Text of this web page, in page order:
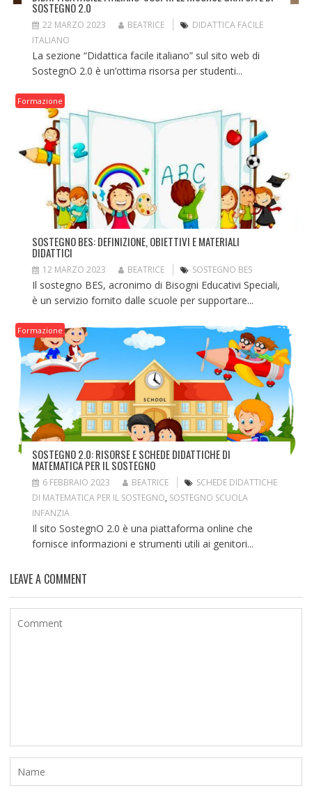
SOSTEGNO 2.0
22 MARZO 2023 BEATRICE
DIDATTICA FACILE
ITALIANO
La sezione “Didattica facile italiano” sul sito web di
SostegnO 2.0 è un’ottima risorsa per studenti...
Formazione
SOSTEGNO BES: DEFINIZIONE, OBIETTIVI E MATERIALI
DIDATTICI
12 MARZO 2023 BEATRICE SOSTEGNO BES
Il sostegno BES, acronimo di Bisogni Educativi Speciali,
è un servizio fornito dalle scuole per supportare...
Formazione
SOSTEGNO 2.0: RISORSE E SCHEDE DIDATTICHE DI
MATEMATICA PER IL SOSTEGNO
6 FEBBRAIO 2023 BEATRICE
SCHEDE DIDATTICHE
DI MATEMATICA PER IL SOSTEGNO, SOSTEGNO SCUOLA
INFANZIA
Il sito SostegnO 2.0 è una piattaforma online che
fornisce informazioni e strumenti utili ai genitori...
LEAVE A COMMENT